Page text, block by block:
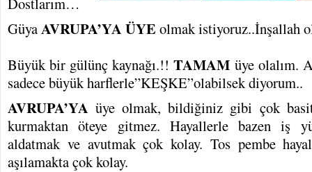
GüyaAVRUPA’YA ÜYE olmak istiyoruz..İnşallah
Büyük bir gülünç kaynağı.!!TAMAM üye olalım.
sadece büyük harflerle”KEŞKE”olabilsek diyorum..
AVRUPA’YA üye olmak, bildiğiniz gibi çok
kurmaktan öteye gitmez. Hayallerle bazen iş
aldatmak ve avutmak çok kolay. Tos pembe
aşılamakta çok kolay.